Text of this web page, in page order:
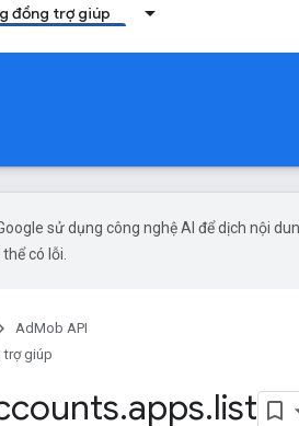
đồng trợ giúp
sử dụng công nghệ AI để dịch nội
có lỗi.
AdMob API
trợ giúp
.apps.list